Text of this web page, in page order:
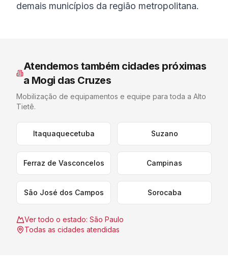
demais municípios da região metropolitana.
Atendemos também cidades próximas
a Mogi das Cruzes
Mobilização de equipamentos e equipe para toda a Alto
Tietê.
Itaquaquecetuba Suzano
Ferraz de Vasconcelos Campinas
São José dos Campos Sorocaba
Ver todo o estado: São Paulo
Todas as cidades atendidas